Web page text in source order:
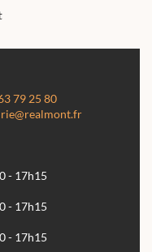
79 25 80
- 17h15
- 17h15
- 17h15